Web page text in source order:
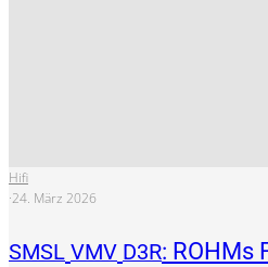
Hifi
·24. März 2026
SMSL VMV D3R: ROHMs